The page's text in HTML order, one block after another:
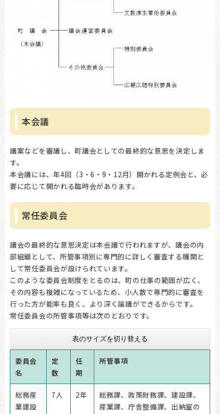
本会議
議案などを審議し、町議会としての最終的な意思を決定しま
す。
本会議には、年4回（3・6・9・12月）開かれる定例会と、必
要に応じて開かれる臨時会があります。
常任委員会
議会の最終的な意思決定は本会議で行われますが、議会の内
部組織として、所管事項別に専門的に詳しく審査する機関と
して常任委員会が設けられています。
このような委員会制度をとるのは、町の仕事の範囲が広く、
その内容も複雑になっているため、小人数で専門的に審査を
行った方が能率も良く、より深く論議ができるからです。
常任委員会の所管事項等は次のとおりです。
表のサイズを切り替える
委員会
名
定
数
任
期
所管事項
総務産
業建設
7人 2年
総務課、政策財務課、建設課、
産業課、庁舎整備課、出納室の